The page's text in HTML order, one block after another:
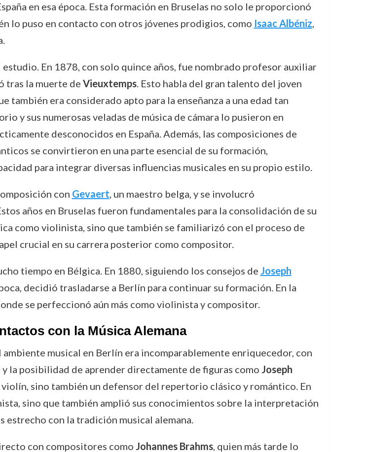
en esa época. Esta formación en Bruselas no solo le proporcionó
lo puso en contacto con otros jóvenes prodigios, como Isaac Albéniz,
En 1878, con solo quince años, fue nombrado profesor auxiliar
tras la muerte de Vieuxtemps. Esto habla del gran talento del joven
era considerado apto para la enseñanza a una edad tan
y sus numerosas veladas de música de cámara lo pusieron en
desconocidos en España. Además, las composiciones de
se convirtieron en una parte esencial de su formación,
para integrar diversas influencias musicales en su propio estilo.
con Gevaert, un maestro belga, y se involucró
años en Bruselas fueron fundamentales para la consolidación de su
como violinista, sino que también se familiarizó con el proceso de
crucial en su carrera posterior como compositor.
tiempo en Bélgica. En 1880, siguiendo los consejos de Joseph
decidió trasladarse a Berlín para continuar su formación. En la
se perfeccionó aún más como violinista y compositor.
con la Música Alemana
musical en Berlín era incomparablemente enriquecedor, con
la posibilidad de aprender directamente de figuras como Joseph
sino también un defensor del repertorio clásico y romántico. En
sino que también amplió sus conocimientos sobre la interpretación
estrecho con la tradición musical alemana.
con compositores como Johannes Brahms, quien más tarde lo